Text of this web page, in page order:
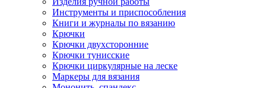
Инструменты и приспособления
Книги и журналы по вязанию
Крючки
Крючки двухсторонние
Крючки тунисские
Крючки циркулярные на леске
Маркеры для вязания